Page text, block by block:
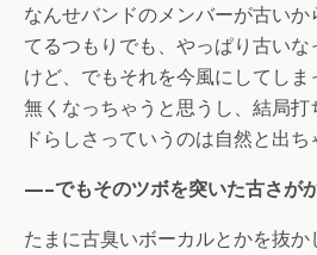
なんせバンドのメンバーが古い
てるつもりでも、やっぱり古い
けど、でもそれを今風にしてし
無くなっちゃうと思うし、結局
ドらしさっていうのは自然と出ち
—–でもそのツボを突いた古さが
たまに古臭いボーカルとかを抜